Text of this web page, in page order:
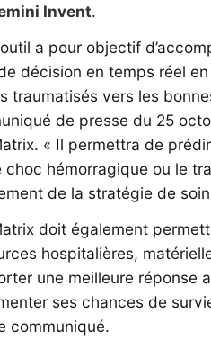
Invent.
a pour objectif
décision en temps réel
traumatisés vers les
de presse du 25
« Il permettra de
choc hémorragique ou le
de la stratégie de
doit également
hospitalières,
une meilleure réponse
ses chances de
communiqué.